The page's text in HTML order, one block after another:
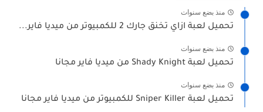
منذ بضع سنوات
تحميل لعبة ازاي تخنق جارك 2 للكمبيوتر من ميديا فاير...
منذ بضع سنوات
تحميل لعبة Shady Knight من ميديا فاير مجانا
منذ بضع سنوات
تحميل لعبة Sniper Killer للكمبيوتر من ميديا فاير مجانا